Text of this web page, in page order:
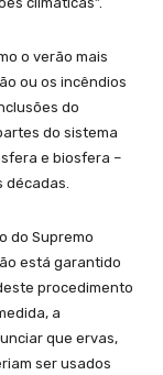
o verão mais
ou os incêndios
do
do sistema
e biosfera –
décadas.
do Supremo
está garantido
procedimento
a
que ervas,
ser usados